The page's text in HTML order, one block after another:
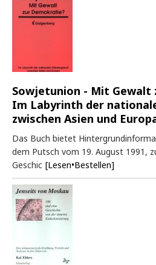
Sowjetunion - Mit Gewalt
Im Labyrinth der
zwischen Asien und
Das Buch bietet
dem Putsch vom 19. August 1991,
Geschic [Lesen•Bestellen]